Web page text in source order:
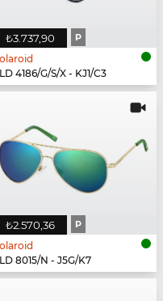
₺3.737,90 P
4186/G/S/X - KJ1/C3
₺2.570,36 P
8015/N - J5G/K7